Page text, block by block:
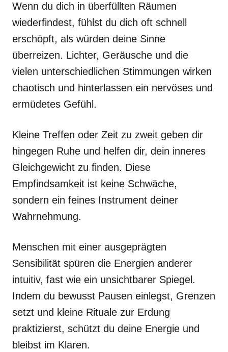
Wenn du dich in überfüllten Räumen
wiederfindest, fühlst du dich oft schnell
erschöpft, als würden deine Sinne
überreizen. Lichter, Geräusche und die
vielen unterschiedlichen Stimmungen wirken
chaotisch und hinterlassen ein nervöses und
ermüdetes Gefühl.
Kleine Treffen oder Zeit zu zweit geben dir
hingegen Ruhe und helfen dir, dein inneres
Gleichgewicht zu finden. Diese
Empfindsamkeit ist keine Schwäche,
sondern ein feines Instrument deiner
Wahrnehmung.
Menschen mit einer ausgeprägten
Sensibilität spüren die Energien anderer
intuitiv, fast wie ein unsichtbarer Spiegel.
Indem du bewusst Pausen einlegst, Grenzen
setzt und kleine Rituale zur Erdung
praktizierst, schützt du deine Energie und
bleibst im Klaren.